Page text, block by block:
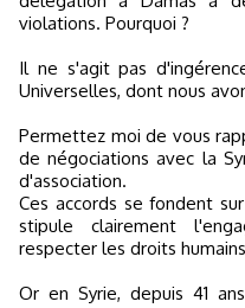
violations. Pourquoi ?
Il ne s'agit pas
Universelles, dont nous
Permettez moi de vous
de négociations avec la
d'association.
Ces accords se fondent
stipule clairement
respecter les droits
Or en Syrie, depuis 41